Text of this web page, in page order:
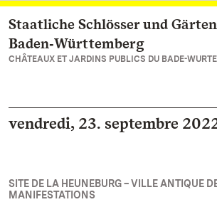
Vers la page d’accueil
Staatliche Schlösser und Gärten
Baden‑Württemberg
CHÂTEAUX ET JARDINS PUBLICS DU BADE-
vendredi, 23. septembre
SITE DE LA HEUNEBURG – VILLE ANTIQUE
MANIFESTATIONS